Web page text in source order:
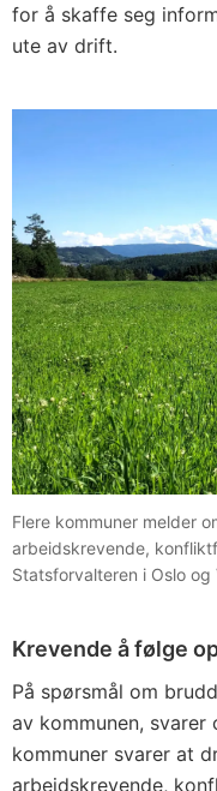
for å skaffe seg
ute av drift.
Flere kommuner melder
arbeidskrevende,
Statsforvalteren i Oslo og
Krevende å følge
På spørsmål om
av kommunen, svarer
kommuner svarer at
arbeidskrevende,